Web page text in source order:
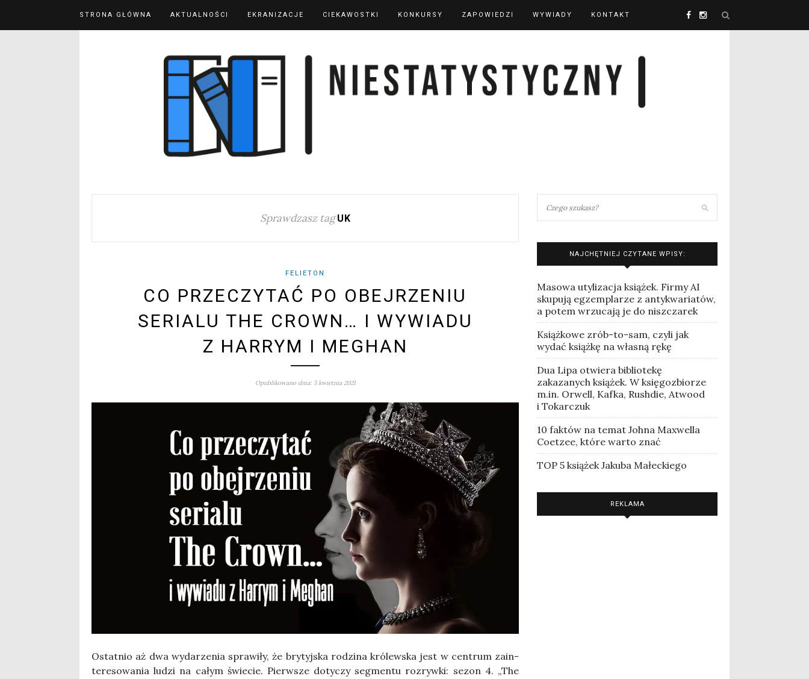
STRONA GŁÓWNA AKTUALNOŚCI EKRANIZACJE CIEKAWOSTKI KONKURSY ZAPOWIEDZI WYWIADY KONTAKT
Sprawdzasz tag UK
FELIETON
CO PRZECZYTAĆ PO OBEJRZENIU
SERIALU THE CROWN… I WYWIADU
Z HARRYM I MEGHAN
Opublikowano dnia: 5 kwietnia 2021
Ostat­nio aż dwa wyda­rze­nia spra­wi­ły, że bry­tyj­ska rodzi­na kró­lew­ska jest w cen­trum zain­
te­re­so­wa­nia ludzi na całym świe­cie. Pierw­sze doty­czy seg­men­tu roz­ryw­ki: sezon 4. „The
NAJCHĘTNIEJ CZYTANE WPISY:
Masowa utylizacja książek. Firmy AI
skupują egzemplarze z antykwariatów,
a potem wrzucają je do niszczarek
Książkowe zrób-to-sam, czyli jak
wydać książkę na własną rękę
Dua Lipa otwiera bibliotekę
zakazanych książek. W księgozbiorze
m.in. Orwell, Kafka, Rushdie, Atwood
i Tokarczuk
10 faktów na temat Johna Maxwella
Coetzee, które warto znać
TOP 5 książek Jakuba Małeckiego
REKLAMA